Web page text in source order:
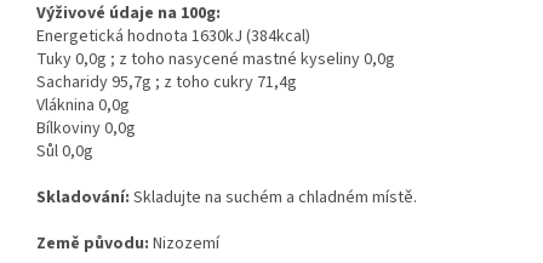
Výživové údaje na 100g:
Energetická hodnota 1630kJ (384kcal)
Tuky 0,0g ; z toho nasycené mastné kyseliny 0,0g
Sacharidy 95,7g ; z toho cukry 71,4g
Vláknina 0,0g
Bílkoviny 0,0g
Sůl 0,0g
Skladování: Skladujte na suchém a chladném místě.
Země původu: Nizozemí